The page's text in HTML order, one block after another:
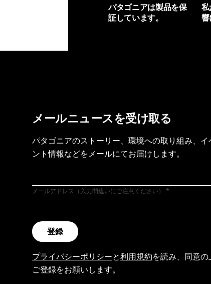
パタゴニアは製品を保
証しています。
響
メールニュースを受け取る
パタゴニアのストーリー、環境への取り組み、イ
ント情報などをメールにてお届けします。
メールアドレス（入力間違いにご注意ください）
登録
プライバシーポリシーと利用規約を読み、同意の
ご登録をお願いします。